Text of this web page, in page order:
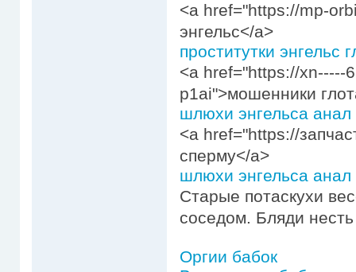
<a href="https://mp-
энгельс</a>
проститутки энгельс
<a href="https://xn-----
p1ai">мошенники
шлюхи энгельса анал
<a href="https://
сперму</a>
шлюхи энгельса анал
Старые потаскухи
соседом. Бляди
Оргии бабок